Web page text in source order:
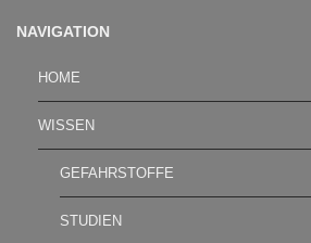
NAVIGATION
HOME
WISSEN
GEFAHRSTOFFE
STUDIEN